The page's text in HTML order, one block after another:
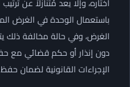
اختاره، وإلا يعد مُتنازلاً عن
باستعمال الوحدة في الغرض
الغرض، وفي حالة مخالفة ذلك
دون إنذار أو حكم قضائي مع
الإجراءات القانونية لضمان